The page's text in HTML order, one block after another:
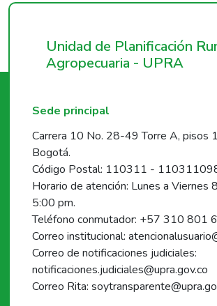
Unidad de Planificación
Agropecuaria - UPRA
Sede principal
Carrera 10 No. 28-49 Torre A, pisos
Bogotá.
Código Postal: 110311 -
Horario de atención: Lunes a Viernes
5:00 pm.
Teléfono conmutador: +57 310 801
Correo institucional:
Correo de notificaciones judiciales:
notificaciones.judiciales@upra.gov.co
Correo Rita: